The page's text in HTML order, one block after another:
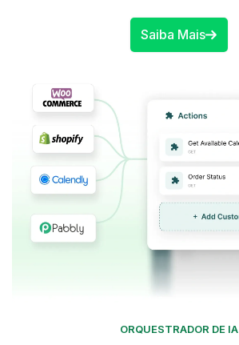
Saiba Mais
ORQUESTRADOR DE IA